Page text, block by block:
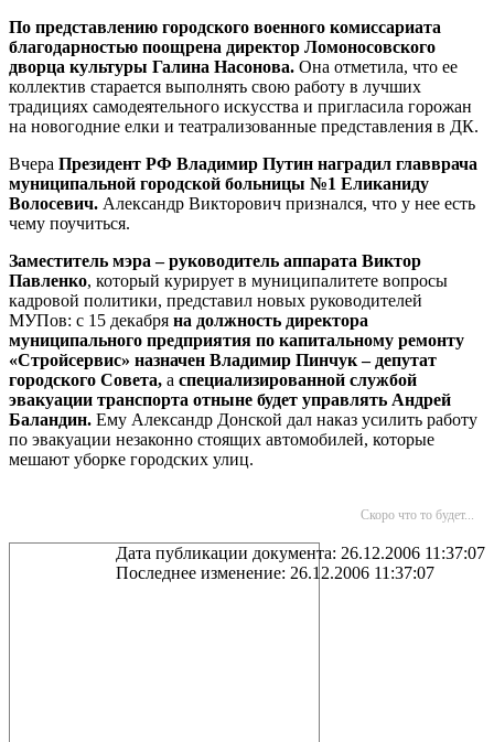
По представлению городского военного комиссариата
благодарностью поощрена директор Ломоносовского
дворца культуры Галина Насонова. Она отметила, что ее
коллектив старается выполнять свою работу в лучших
традициях самодеятельного искусства и пригласила горожан
на новогодние елки и театрализованные представления в ДК.
Вчера Президент РФ Владимир Путин наградил главврача
муниципальной городской больницы №1 Еликаниду
Волосевич. Александр Викторович признался, что у нее есть
чему поучиться.
Заместитель мэра – руководитель аппарата Виктор
Павленко, который курирует в муниципалитете вопросы
кадровой политики, представил новых руководителей
МУПов: с 15 декабря на должность директора
муниципального предприятия по капитальному ремонту
«Стройсервис» назначен Владимир Пинчук – депутат
городского Совета, а специализированной службой
эвакуации транспорта отныне будет управлять Андрей
Баландин. Ему Александр Донской дал наказ усилить работу
по эвакуации незаконно стоящих автомобилей, которые
мешают уборке городских улиц.
Скоро что то будет...
Дата публикации документа: 26.12.2006 11:37:07
Последнее изменение: 26.12.2006 11:37:07